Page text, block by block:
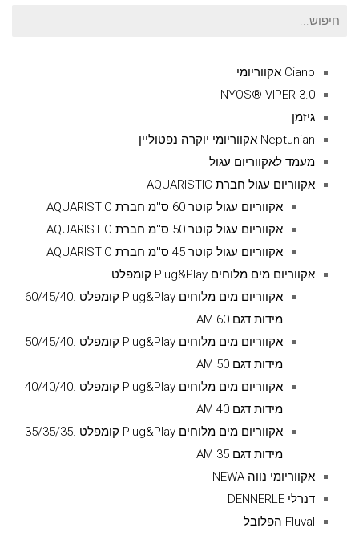
חיפוש
Ciano אקווריומי
NYOS® VIPER 3.0
גיזמן
Neptunian אקווריומי יוקרה נפטוליין
מעמד לאקווריום עגול
אקווריום עגול חברת AQUARISTIC
אקווריום עגול קוטר 60 ס''מ חברת AQUARISTIC
אקווריום עגול קוטר 50 ס''מ חברת AQUARISTIC
אקווריום עגול קוטר 45 ס''מ חברת AQUARISTIC
אקווריום מים מלוחים Plug&Play קומפלט
אקווריום מים מלוחים Plug&Play קומפלט .60/45/40
מידות דגם AM 60
אקווריום מים מלוחים Plug&Play קומפלט .50/45/40
מידות דגם AM 50
אקווריום מים מלוחים Plug&Play קומפלט .40/40/40
מידות דגם AM 40
אקווריום מים מלוחים Plug&Play קומפלט .35/35/35
מידות דגם AM 35
אקווריומי נווה NEWA
דנרלי DENNERLE
Fluval הפלובל